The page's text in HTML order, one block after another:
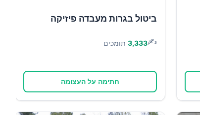
ביטול בגרות מעבדה פיזיקה
✍️
3,333 תומכים
חתימה על העצומה